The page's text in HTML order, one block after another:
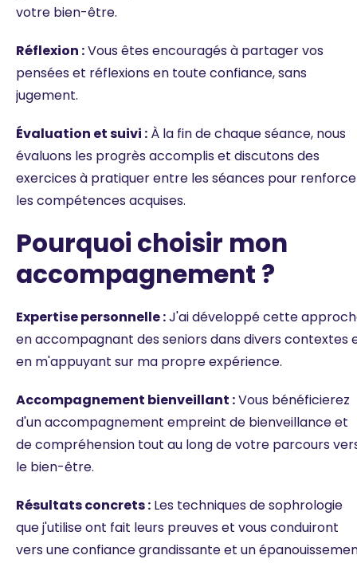
votre bien-être.
Réflexion :Vous êtes encouragés à partager vos
pensées et réflexions en toute confiance, sans
jugement.
Évaluation et suivi : À la fin de chaque séance, nous
évaluons les progrès accomplis et discutons des
exercices à pratiquer entre les séances pour
les compétences acquises.
Pourquoi choisir mon
accompagnement ?
Expertise personnelle :J'ai développé cette
en accompagnant des seniors dans divers contextes
en m'appuyant sur ma propre expérience.
Accompagnement bienveillant :Vous bénéficierez
d'un accompagnement empreint de bienveillance et
de compréhension tout au long de votre parcours
le bien-être.
Résultats concrets : Les techniques de sophrologie
que j'utilise ont fait leurs preuves et vous conduiront
vers une confiance grandissante et un